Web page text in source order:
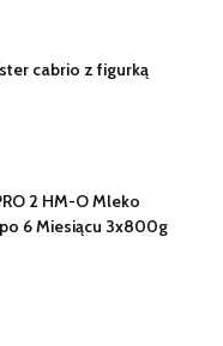
cabrio z figurką
2 HM-O Mleko
6 Miesiącu 3x800g